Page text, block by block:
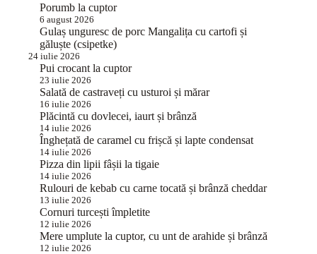
Porumb la cuptor
6 august 2026
Gulaș unguresc de porc Mangalița cu cartofi și
găluște (csipetke)
24 iulie 2026
Pui crocant la cuptor
23 iulie 2026
Salată de castraveți cu usturoi și mărar
16 iulie 2026
Plăcintă cu dovlecei, iaurt și brânză
14 iulie 2026
Înghețată de caramel cu frișcă și lapte condensat
14 iulie 2026
Pizza din lipii fâșii la tigaie
14 iulie 2026
Rulouri de kebab cu carne tocată și brânză cheddar
13 iulie 2026
Cornuri turcești împletite
12 iulie 2026
Mere umplute la cuptor, cu unt de arahide și brânză
12 iulie 2026